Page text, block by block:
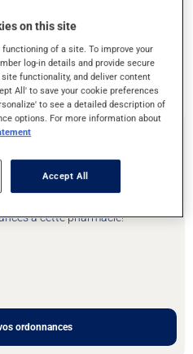
ou prenez
mains
à cette pharmacie!
ordonnances
on this site
of a site. To improve your
log-in details and provide secure
functionality, and deliver content
All' to save your cookie preferences
to see a detailed description of
options. For more information about
Accept All